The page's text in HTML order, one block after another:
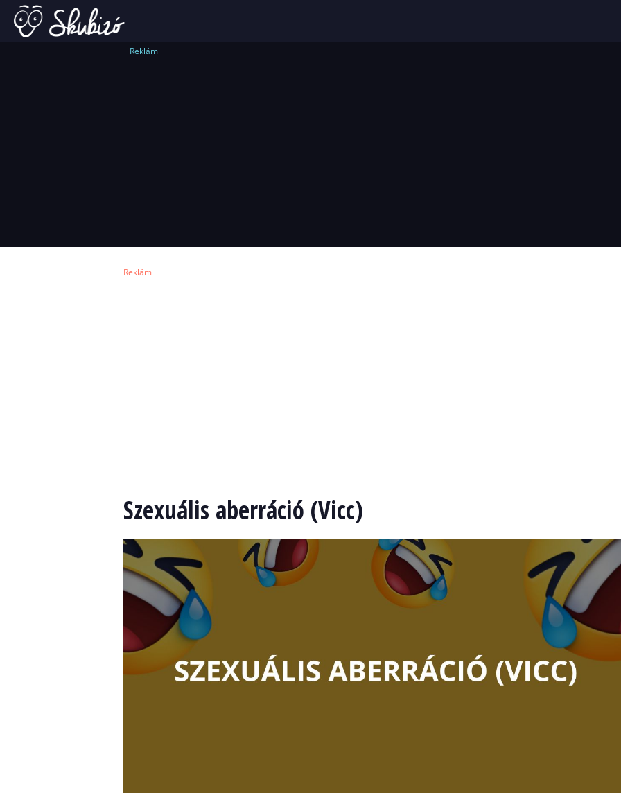
Reklám
Reklám
Szexuális aberráció (Vicc)